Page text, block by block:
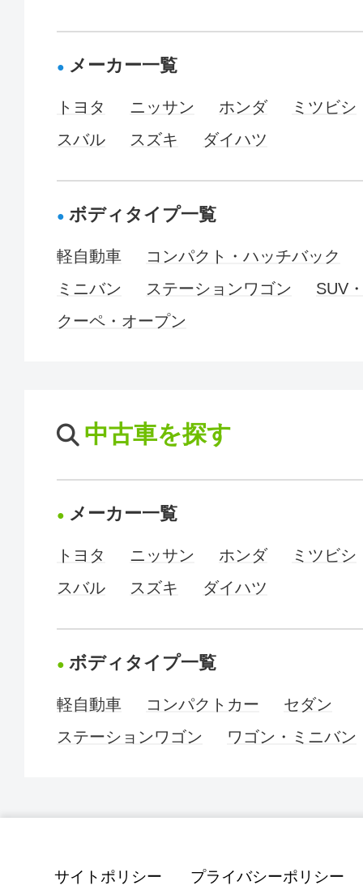
メーカー一覧
トヨタ ニッサン ホンダ
ミツビシ
スバル
スズキ ダイハツ
ボディタイプ一覧
軽自動車
コンパクト・ハッチバック
ミニバン
ステーションワゴン
SUV
クーペ・オープン
中古車を探す
メーカー一覧
トヨタ ニッサン ホンダ
ミツビシ
スバル
スズキ ダイハツ
ボディタイプ一覧
軽自動車 コンパクトカー
セダン
ステーションワゴン
ワゴン・ミニバン
サイトポリシー プライバシーポリシー